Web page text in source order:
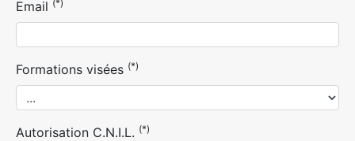
Email (*)
Formations visées (*)
Autorisation C.N.I.L. (*)